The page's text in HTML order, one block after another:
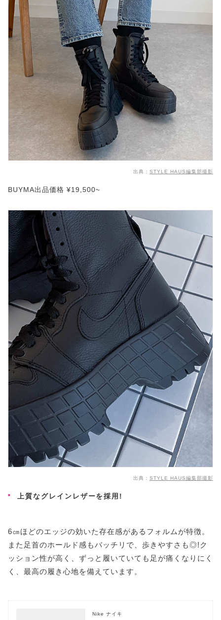
出典： STYLE HAUS編集部撮影
BUYMA出品価格 ¥19,500~
出典： STYLE HAUS編集部撮影
上質なグレインレザーを採用!
6㎝ほどのエッジの効いた存在感があるフォルムが特徴。
また足首のホールド感もバッチリで、歩きやすさも◎!ク
ッション性が高く、ずっと履いていても足が痛くなりにく
く、最高の履き心地を備えています。
Nike ナイキ